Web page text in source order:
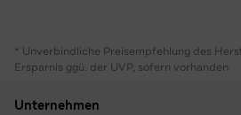
* Unverbindliche Preisempfehlung des
Ersparnis ggü. der UVP, sofern vorhanden
Unternehmen